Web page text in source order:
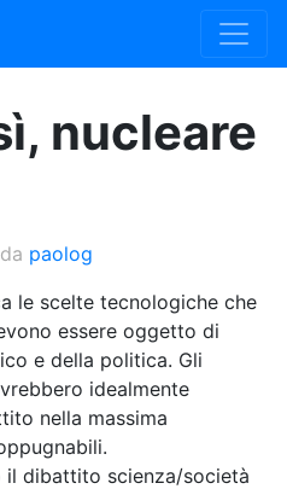
nucleare
da paolog
le scelte tecnologiche che
essere oggetto di
e della politica. Gli
idealmente
nella massima
il dibattito scienza/società